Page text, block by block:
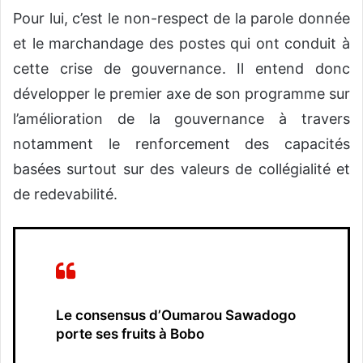
Pour lui, c’est le non-respect de la parole donnée
et le marchandage des postes qui ont conduit à
cette crise de gouvernance. Il entend donc
développer le premier axe de son programme sur
l’amélioration de la gouvernance à travers
notamment le renforcement des capacités
basées surtout sur des valeurs de collégialité et
de redevabilité.
Le consensus d’Oumarou Sawadogo
porte ses fruits à Bobo